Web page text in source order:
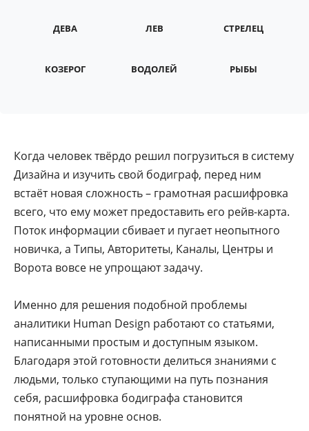
ДЕВА ЛЕВ СТРЕЛЕЦ
КОЗЕРОГ ВОДОЛЕЙ РЫБЫ
Когда человек твёрдо решил погрузиться в систему
Дизайна и изучить свой бодиграф, перед ним
встаёт новая сложность – грамотная расшифровка
всего, что ему может предоставить его рейв-карта.
Поток информации сбивает и пугает неопытного
новичка, а Типы, Авторитеты, Каналы, Центры и
Ворота вовсе не упрощают задачу.
Именно для решения подобной проблемы
аналитики Human Design работают со статьями,
написанными простым и доступным языком.
Благодаря этой готовности делиться знаниями с
людьми, только ступающими на путь познания
себя, расшифровка бодиграфа становится
понятной на уровне основ.